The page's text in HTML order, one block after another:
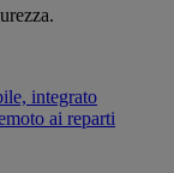
integrato
ai reparti